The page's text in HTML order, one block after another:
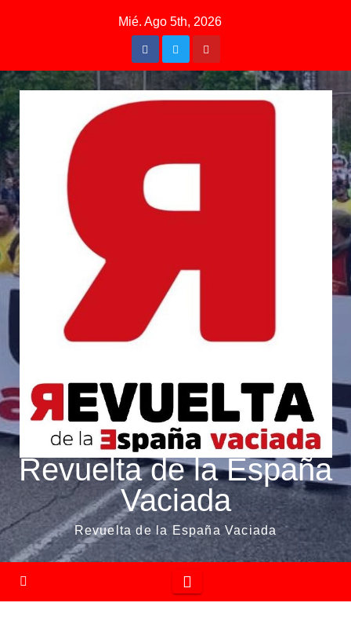
Mié. Ago 5th, 2026
Revuelta de la España
Vaciada
Revuelta de la España Vaciada